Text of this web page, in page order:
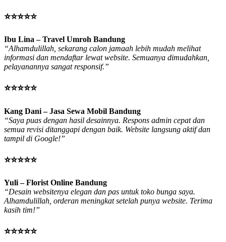
⭐⭐⭐⭐⭐
Ibu Lina – Travel Umroh Bandung
“Alhamdulillah, sekarang calon jamaah lebih mudah melihat
informasi dan mendaftar lewat website. Semuanya dimudahkan,
pelayanannya sangat responsif.”
⭐⭐⭐⭐⭐
Kang Dani – Jasa Sewa Mobil Bandung
“Saya puas dengan hasil desainnya. Respons admin cepat dan
semua revisi ditanggapi dengan baik. Website langsung aktif dan
tampil di Google!”
⭐⭐⭐⭐⭐
Yuli – Florist Online Bandung
“Desain websitenya elegan dan pas untuk toko bunga saya.
Alhamdulillah, orderan meningkat setelah punya website. Terima
kasih tim!”
⭐⭐⭐⭐⭐